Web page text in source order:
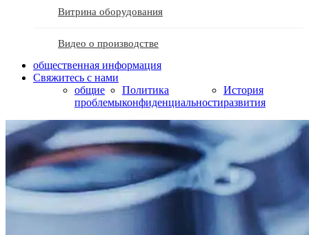
Витрина оборудования
Видео о производстве
общественная информация
Свяжитесь с нами
общие
проблемы
Политика
конфиденциальности
История
развития